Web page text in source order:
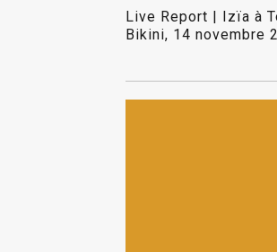
Live Report | Izïa à
Bikini, 14 novembre